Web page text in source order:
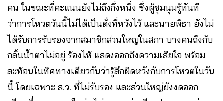
คน ในขณะที่คะแนนยังไม่ถึงกึ่งหนึ่ง ซึ่งผู้ชุมนุมรู้ทันที
ว่าการโหวตวันนี้ไม่ได้เป็นดั่งที่หวังไว้ และนายพิธา ยังไม่
ได้รับการรับรองจากสมาชิกส่วนใหญ่ในสภา บางคนถึงกับ
กลั้นน้ำตาไม่อยู่ ร้องไห้ แสดงออกถึงความเสียใจ พร้อม
สะท้อนในทิศทางเดียวกันว่ารู้สึกผิดหวังกับการโหวตในวัน
นี้ โดยเฉพาะ ส.ว. ที่ไม่รับรอง และส่วนใหญ่ยังงดออก